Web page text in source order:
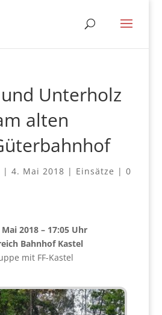
Unterholz
alten
| 4. Mai 2018 | Einsätze | 0
Mai 2018 – 17:05 Uhr
Bahnhof Kastel
mit FF-Kastel